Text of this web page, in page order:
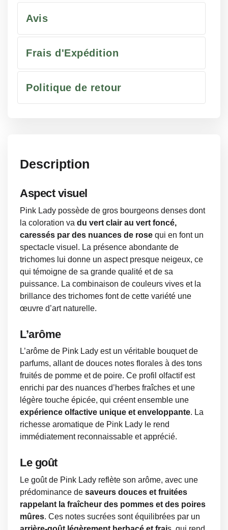
Avis
Frais d'Expédition
Politique de retour
Description
Aspect visuel
Pink Lady possède de gros bourgeons denses dont
la coloration va du vert clair au vert foncé,
caressés par des nuances de rose qui en font un
spectacle visuel. La présence abondante de
trichomes lui donne un aspect presque neigeux, ce
qui témoigne de sa grande qualité et de sa
puissance. La combinaison de couleurs vives et la
brillance des trichomes font de cette variété une
œuvre d’art naturelle.
L’arôme
L’arôme de Pink Lady est un véritable bouquet de
parfums, allant de douces notes florales à des tons
fruités de pomme et de poire. Ce profil olfactif est
enrichi par des nuances d’herbes fraîches et une
légère touche épicée, qui créent ensemble une
expérience olfactive unique et enveloppante. La
richesse aromatique de Pink Lady le rend
immédiatement reconnaissable et apprécié.
Le goût
Le goût de Pink Lady reflète son arôme, avec une
prédominance de saveurs douces et fruitées
rappelant la fraîcheur des pommes et des poires
mûres. Ces notes sucrées sont équilibrées par un